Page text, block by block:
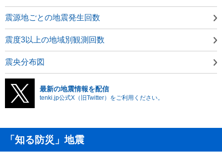
震源地ごとの地震発生回数
震度3以上の地域別観測回数
震央分布図
最新の地震情報を配信
tenki.jp公式X（旧Twitter）をご利用ください。
「知る防災」地震